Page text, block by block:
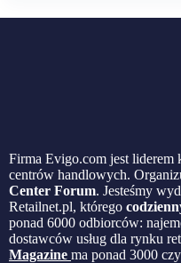
Firma Evigo.com jest
centrów handlowych.
Center Forum. Jesteśmy
Retailnet.pl, którego
ponad 6000 odbiorców:
dostawców usług dla rynku
Magazine ma ponad 3000